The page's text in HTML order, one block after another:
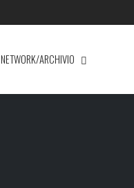
NETWORK/ARCHIVIO